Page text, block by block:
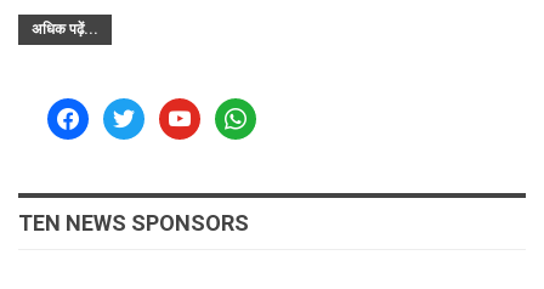
अधिक पढ़ें...
facebooktwitteryoutubewhatsapp
TEN NEWS SPONSORS